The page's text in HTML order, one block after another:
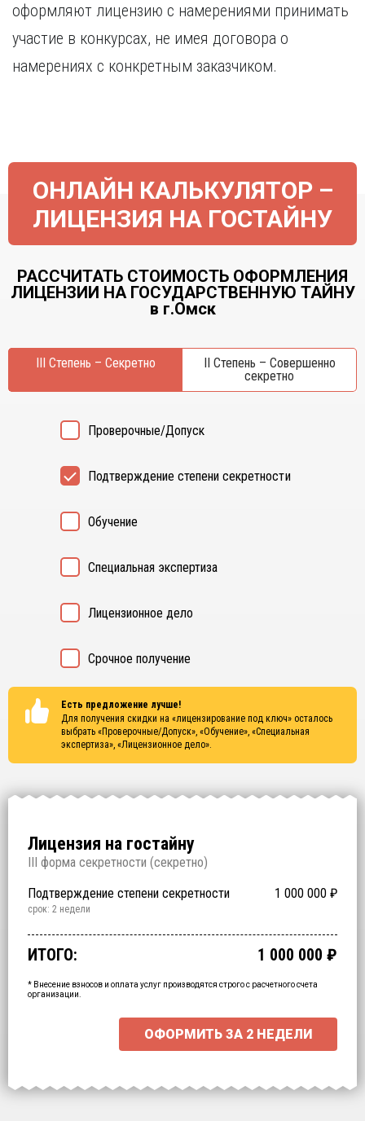
оформляют лицензию с намерениями принимать
участие в конкурсах, не имея договора о
намерениях с конкретным заказчиком.
ОНЛАЙН КАЛЬКУЛЯТОР –
ЛИЦЕНЗИЯ НА ГОСТАЙНУ
РАССЧИТАТЬ СТОИМОСТЬ ОФОРМЛЕНИЯ
ЛИЦЕНЗИИ НА ГОСУДАРСТВЕННУЮ ТАЙНУ
в г.Омск
III Степень – Секретно
II Степень – Совершенно
секретно
Проверочные/Допуск
Подтверждение степени секретности
Обучение
Специальная экспертиза
Лицензионное дело
Срочное получение
Есть предложение лучше!
Для получения скидки на «лицензирование под ключ» осталось
выбрать «Проверочные/Допуск», «Обучение», «Специальная
экспертиза», «Лицензионное дело».
Лицензия на гостайну
III форма секретности (секретно)
Проверочные/Допуск
150 000 ₽
срок: 2.5 месяца
Подтверждение степени секретности 1 000 000 ₽
срок: 2 недели
Обучение 60 000 ₽
срок: 2 недели
Специальная экспертиза 200 000 ₽
срок: 2 недели
Лицензионное дело 250 000 ₽
срок: 2 месяца
Срочное получение 700 000 ₽
Промежуточный итог:
15000 ₽
Ваша персональна скидка
-15000
ИТОГО: 1 000 000 ₽
* Внесение взносов и оплата услуг производятся строго с расчетного счета
организации.
ОФОРМИТЬ ЗА 2 НЕДЕЛИ